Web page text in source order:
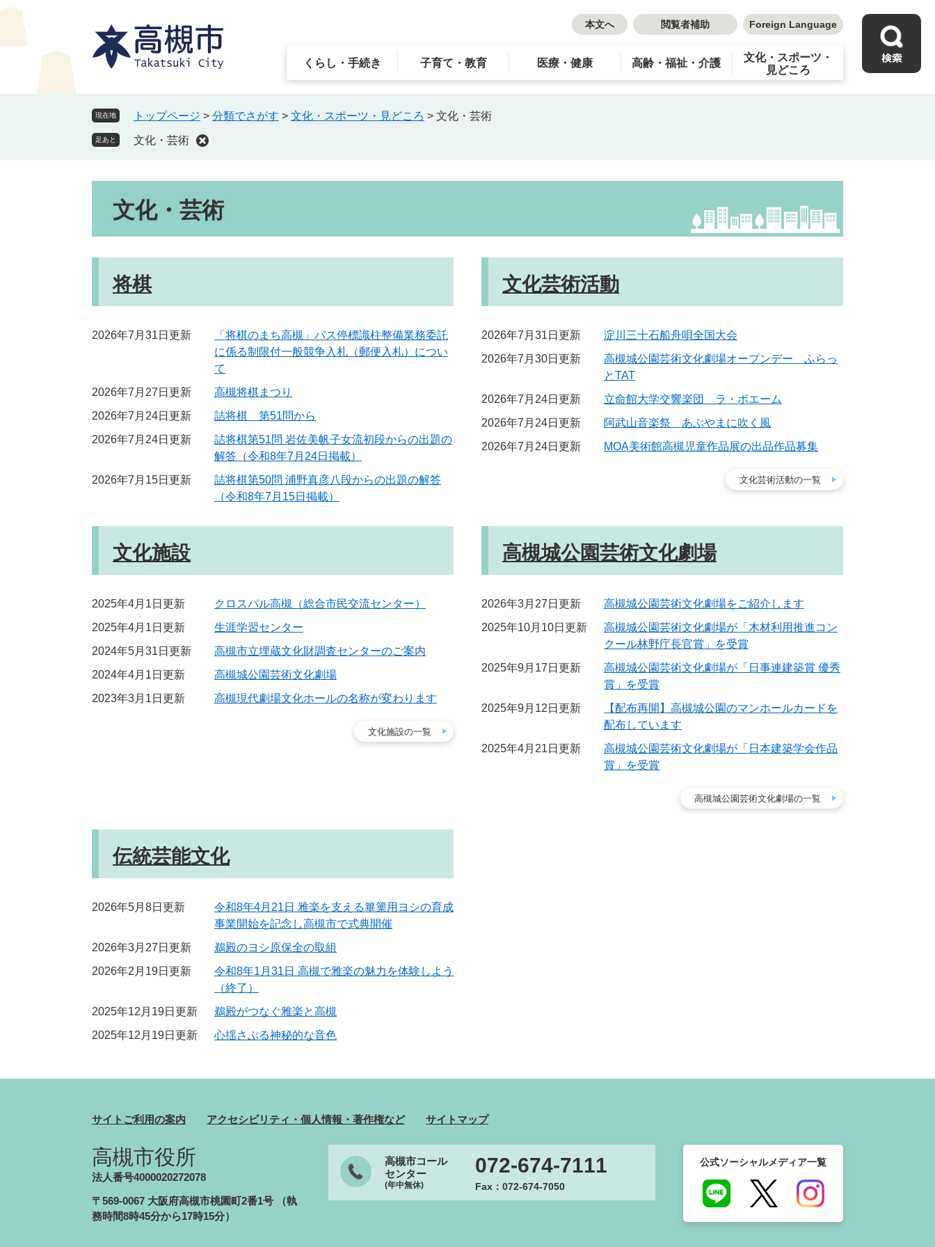
ペ
メ
本文へ 閲覧者補助 Foreign Language
くらし・手続き 子育て・教育 医療・健康 高齢・福祉・介護
文化・スポーツ・
見どころ
現在地 トップページ > 分類でさがす > 文化・スポーツ・見どころ > 文化・芸術
足あと 文化・芸術
文化・芸術
将棋
2026年7月31日更新
「将棋のまち高槻」バス停標識柱整備業務委託
に係る制限付一般競争入札（郵便入札）につい
て
2026年7月27日更新
高槻将棋まつり
2026年7月24日更新
詰将棋 第51問から
2026年7月24日更新
詰将棋第51問 岩佐美帆子女流初段からの出題の
解答（令和8年7月24日掲載）
2026年7月15日更新
詰将棋第50問 浦野真彦八段からの出題の解答
（令和8年7月15日掲載）
文化芸術活動
2026年7月31日更新
淀川三十石船舟唄全国大会
2026年7月30日更新
高槻城公園芸術文化劇場オープンデー ふらっ
とTAT
2026年7月24日更新
立命館大学交響楽団 ラ・ボエーム
2026年7月24日更新
阿武山音楽祭 あぶやまに吹く風
2026年7月24日更新
MOA美術館高槻児童作品展の出品作品募集
文化芸術活動の一覧
文化施設
2025年4月1日更新
クロスパル高槻（総合市民交流センター）
2025年4月1日更新
生涯学習センター
2024年5月31日更新
高槻市立埋蔵文化財調査センターのご案内
2024年4月1日更新
高槻城公園芸術文化劇場
2023年3月1日更新
高槻現代劇場文化ホールの名称が変わります
文化施設の一覧
高槻城公園芸術文化劇場
2026年3月27日更新
高槻城公園芸術文化劇場をご紹介します
2025年10月10日更新
高槻城公園芸術文化劇場が「木材利用推進コン
クール林野庁長官賞」を受賞
2025年9月17日更新
高槻城公園芸術文化劇場が「日事連建築賞 優秀
賞」を受賞
2025年9月12日更新
【配布再開】高槻城公園のマンホールカードを
配布しています
2025年4月21日更新
高槻城公園芸術文化劇場が「日本建築学会作品
賞」を受賞
高槻城公園芸術文化劇場の一覧
伝統芸能文化
2026年5月8日更新
令和8年4月21日 雅楽を支える篳篥用ヨシの育成
事業開始を記念し高槻市で式典開催
2026年3月27日更新
鵜殿のヨシ原保全の取組
2026年2月19日更新
令和8年1月31日 高槻で雅楽の魅力を体験しよう
（終了）
2025年12月19日更新
鵜殿がつなぐ雅楽と高槻
2025年12月19日更新
心揺さぶる神秘的な音色
サイトご利用の案内 アクセシビリティ・個人情報・著作権など サイトマップ
高槻市役所
法人番号4000020272078
〒569-0067 大阪府高槻市桃園町2番1号
（執
務時間8時45分から17時15分）
高槻市コール
センター
(年中無休)
072-674-7111
Fax：072-674-7050
公式ソーシャルメディア一覧